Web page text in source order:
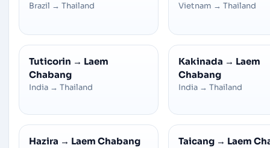
Brazil → Thailand Vietnam → Thailand
Tuticorin → Laem
Chabang
India → Thailand
Kakinada → Laem
Chabang
India → Thailand
Hazira → Laem Chabang Taicang → Laem